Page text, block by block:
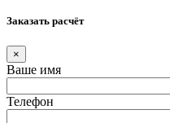
Заказать расчёт
×
Ваше имя
Телефон